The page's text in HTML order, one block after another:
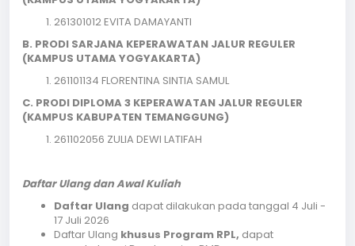
261301012 EVITA DAMAYANTI
B. PRODI SARJANA KEPERAWATAN JALUR REGULER
(KAMPUS UTAMA YOGYAKARTA)
261101134 FLORENTINA SINTIA SAMUL
C. PRODI DIPLOMA 3 KEPERAWATAN JALUR REGULER
(KAMPUS KABUPATEN TEMANGGUNG)
261102056 ZULIA DEWI LATIFAH
Daftar Ulang dan Awal Kuliah
Daftar Ulang dapat dilakukan pada tanggal 4 Juli -
17 Juli 2026
Daftar Ulang khusus Program RPL, dapat